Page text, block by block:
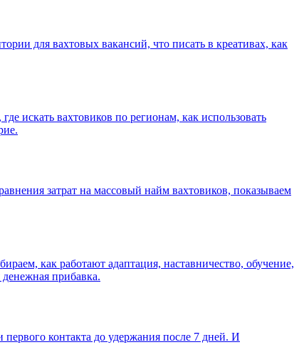
для вахтовых вакансий, что писать в креативах, как
искать вахтовиков по регионам, как использовать
затрат на массовый найм вахтовиков, показываем
как работают адаптация, наставничество, обучение,
прибавка.
контакта до удержания после 7 дней. И